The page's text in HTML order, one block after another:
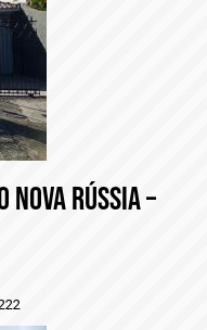
NOVA RÚSSIA –